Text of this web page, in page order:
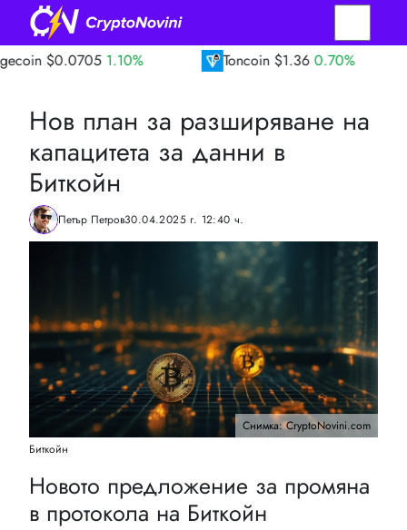
1.10% Toncoin $1.36 0.70%
Нов план за разширяване на
капацитета за данни в
Биткойн
Петър Петров30.04.2025 г. 12:40 ч.
Снимка: CryptoNovini.com
Биткойн
Новото предложение за промяна
в протокола на Биткойн